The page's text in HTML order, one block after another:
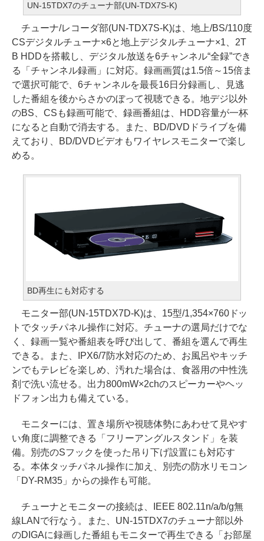
UN-15TDX7のチューナ部(UN-TDX7S-K)
チューナ/レコーダ部(UN-TDX7S-K)は、地上/BS/110度
CSデジタルチューナ×6と地上デジタルチューナ×1、2T
B HDDを搭載し、デジタル放送を6チャンネル“全録”でき
る「チャンネル録画」に対応。録画画質は1.5倍～15倍ま
で選択可能で、6チャンネルを最長16日分録画し、見逃
した番組を後からさかのぼって視聴できる。地デジ以外
のBS、CSも録画可能で、録画番組は、HDD容量が一杯
になると自動で消去する。また、BD/DVDドライブを備
えており、BD/DVDビデオもワイヤレスモニターで楽し
める。
BD再生にも対応する
モニター部(UN-15TDX7D-K)は、15型/1,354×760ドッ
トでタッチパネル操作に対応。チューナの選局だけでな
く、録画一覧や番組表を呼び出して、番組を選んで再生
できる。また、IPX6/7防水対応のため、お風呂やキッチ
ンでもテレビを楽しめ、汚れた場合は、食器用の中性洗
剤で洗い流せる。出力800mW×2chのスピーカーやヘッ
ドフォン出力も備えている。
モニターには、置き場所や視聴体勢にあわせて見やす
い角度に調整できる「フリーアングルスタンド」を装
備。別売のSフックを使った吊り下げ設置にも対応す
る。本体タッチパネル操作に加え、別売の防水リモコン
「DY-RM35」からの操作も可能。
チューナとモニターの接続は、IEEE 802.11n/a/b/g無
線LANで行なう。また、UN-15TDX7のチューナ部以外
のDIGAに録画した番組もモニターで再生できる「お部屋